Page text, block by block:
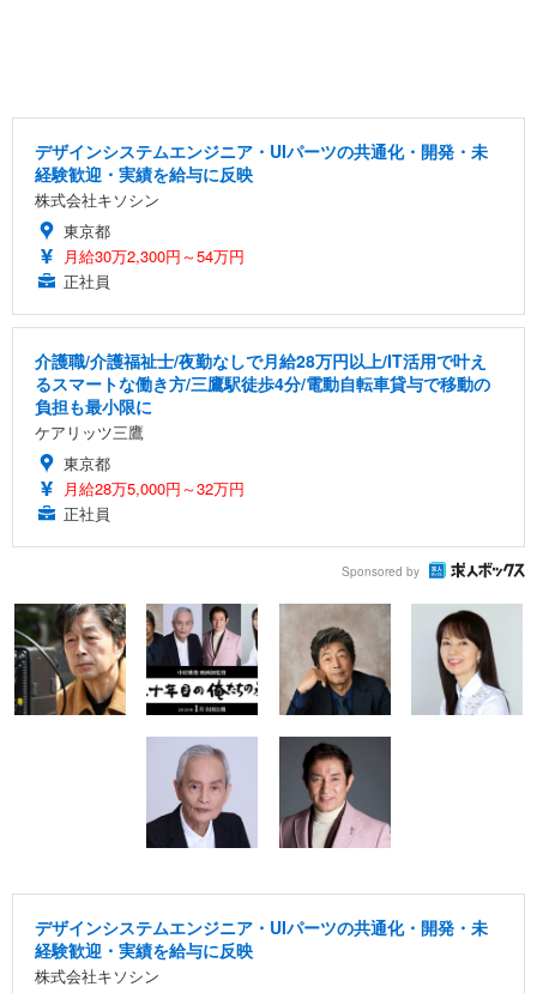
デザインシステムエンジニア・UIパーツの共通化・開発・未
経験歓迎・実績を給与に反映
株式会社キソシン
東京都
月給30万2,300円～54万円
正社員
介護職/介護福祉士/夜勤なしで月給28万円以上/IT活用で叶え
るスマートな働き方/三鷹駅徒歩4分/電動自転車貸与で移動の
負担も最小限に
ケアリッツ三鷹
東京都
月給28万5,000円～32万円
正社員
Sponsored by
デザインシステムエンジニア・UIパーツの共通化・開発・未
経験歓迎・実績を給与に反映
株式会社キソシン